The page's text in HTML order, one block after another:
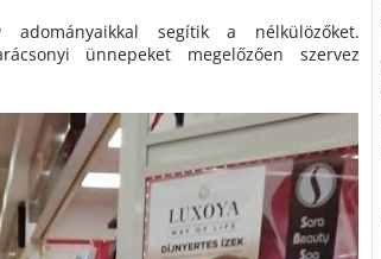
adományaikkal segítik a nélkülözőket.
ünnepeket megelőzően szervez